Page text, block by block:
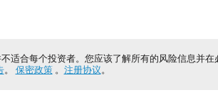
合每个投资者。您应该了解所有的风险信息并在
。 保密政策。 注册协议。